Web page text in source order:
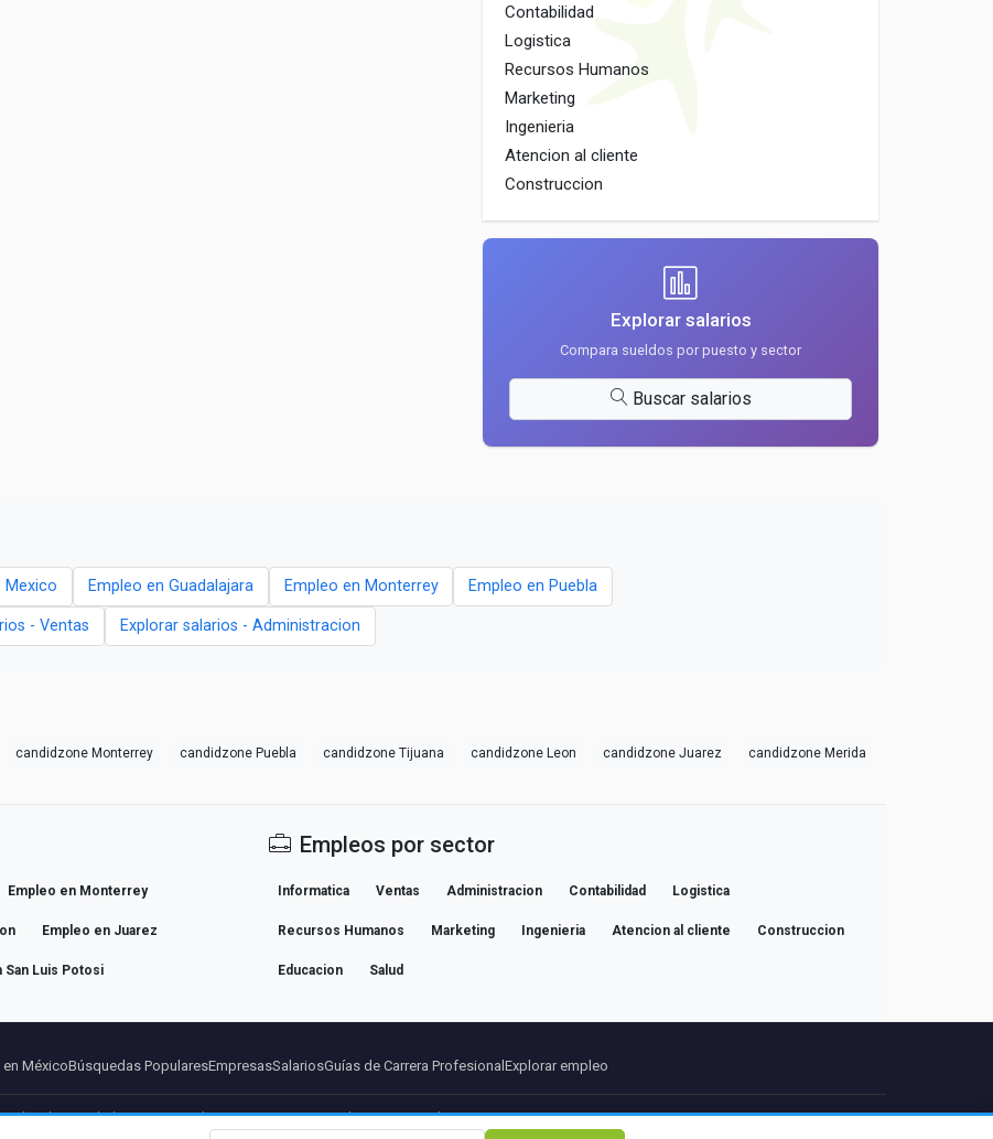
Contabilidad
Logistica
Recursos Humanos
Marketing
Ingenieria
Atencion al cliente
Construccion
Explorar salarios
Compara sueldos por puesto y sector
Buscar salarios
Mexico Empleo en Guadalajara Empleo en Monterrey Empleo en Puebla
- Ventas Explorar salarios - Administracion
candidzone Monterrey candidzone Puebla candidzone Tijuana candidzone Leon candidzone Juarez candidzone Merida
Empleo en Monterrey
Empleo en Juarez
San Luis Potosi
Empleos por sector
Informatica Ventas Administracion Contabilidad Logistica
Recursos Humanos Marketing Ingenieria Atencion al cliente Construccion
Educacion Salud
MéxicoBúsquedas PopularesEmpresasSalariosGuías de Carrera Profesional Explorar empleo
legalPrivacidadTerminosCondiciones PremiumCancelar PremiumSobre NosotrosContacto